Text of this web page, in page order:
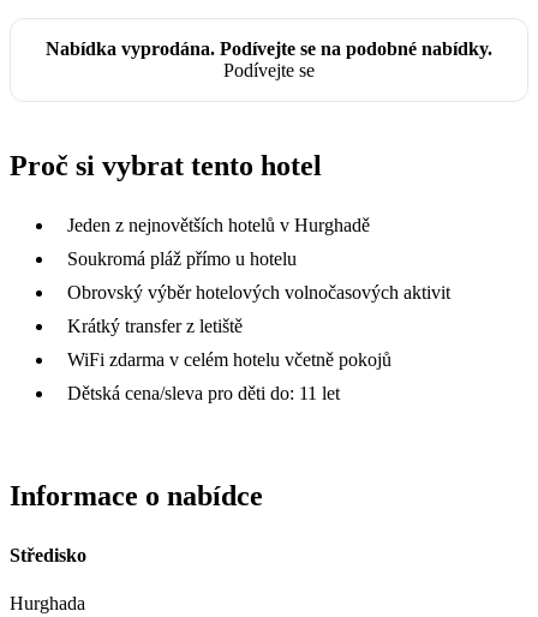
Nabídka vyprodána. Podívejte se na podobné nabídky.
Podívejte se
Proč si vybrat tento hotel
Jeden z nejnovětších hotelů v Hurghadě
Soukromá pláž přímo u hotelu
Obrovský výběr hotelových volnočasových aktivit
Krátký transfer z letiště
WiFi zdarma v celém hotelu včetně pokojů
Dětská cena/sleva pro děti do: 11 let
Informace o nabídce
Středisko
Hurghada